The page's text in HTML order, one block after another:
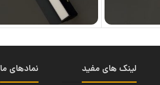
لینک های مفید نمادهای ما